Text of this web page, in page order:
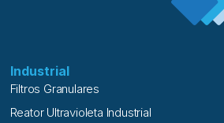
Industrial
Filtros Granulares
Reator Ultravioleta Industrial